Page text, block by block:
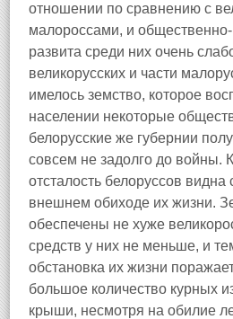
отношении по сравнению с
малороссами, и
развита среди них очень
великорусских и части
имелось земство, которое
населении некоторые
белорусские же губернии
совсем не задолго до войны.
отсталость белоруссов видна
внешнем обиходе их жизни.
обеспечены не хуже
средств у них не меньше, и
обстановка их жизни
большое количество курных
крыши, несмотря на обилие